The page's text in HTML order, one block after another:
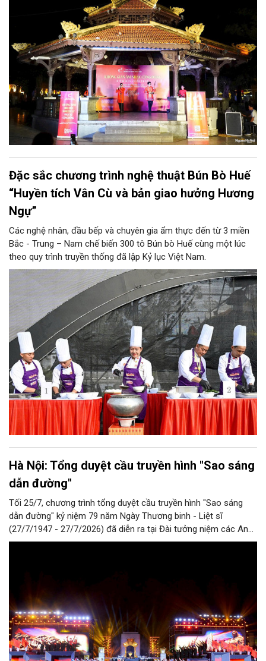
nhu cầu thưởng thức nghệ thuật của người dân, chương trình
còn góp phần lan tỏa truyền thống yêu nước, lòng biết ơn các
thế hệ cha anh đã hy sinh vì độc lập, tự do của dân tộc.
Đặc sắc chương trình nghệ thuật Bún Bò Huế
“Huyền tích Vân Cù và bản giao hưởng Hương
Ngự”
Các nghệ nhân, đầu bếp và chuyên gia ẩm thực đến từ 3 miền
Bắc - Trung – Nam chế biến 300 tô Bún bò Huế cùng một lúc
theo quy trình truyền thống đã lập Kỷ lục Việt Nam.
Hà Nội: Tổng duyệt cầu truyền hình "Sao sáng
dẫn đường"
Tối 25/7, chương trình tổng duyệt cầu truyền hình "Sao sáng
dẫn đường" kỷ niệm 79 năm Ngày Thương binh - Liệt sĩ
(27/7/1947 - 27/7/2026) đã diễn ra tại Đài tưởng niệm các Anh
hùng liệt sĩ trên đường Bắc Sơn (Hà Nội).